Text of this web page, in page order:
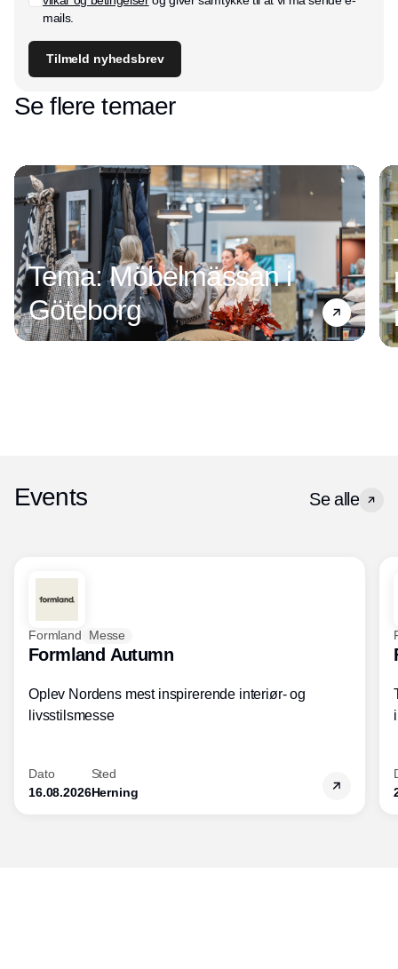
mails.
Tilmeld nyhedsbrev
Se flere temaer
Tema: Möbelmässan i
Göteborg
Events Se alle
Formland Messe
Formland Autumn
Oplev Nordens mest inspirerende interiør- og
livsstilsmesse
Dato
16.08.2026
Sted
Herning